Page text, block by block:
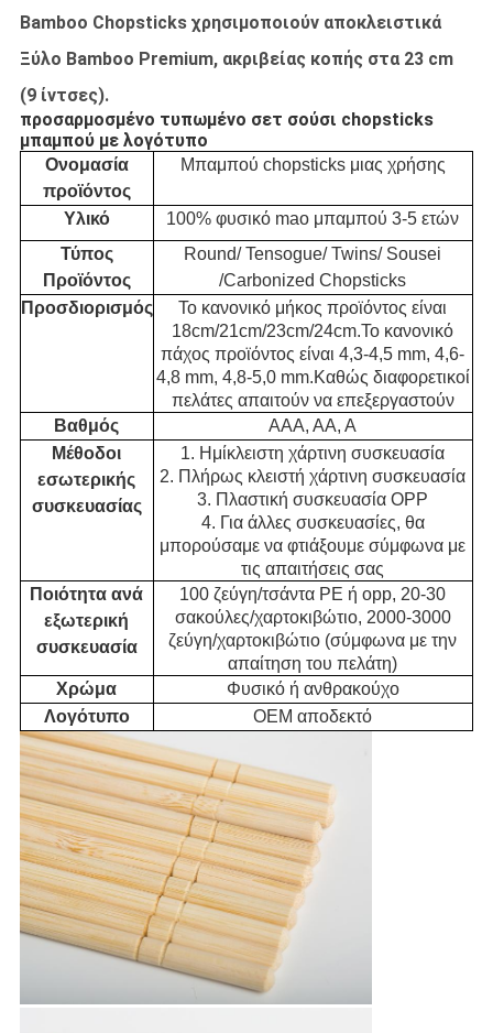
Bamboo Chopsticks χρησιμοποιούν αποκλειστικά
Ξύλο Bamboo Premium, ακριβείας κοπής στα 23 cm
(9 ίντσες).
προσαρμοσμένο τυπωμένο σετ σούσι chopsticks
μπαμπού με λογότυπο
Ονομασία
προϊόντος
Μπαμπού chopsticks μιας χρήσης
Υλικό
100% φυσικό mao μπαμπού 3-5 ετών
Τύπος
Προϊόντος
Round/ Tensogue/ Twins/ Sousei
/Carbonized Chopsticks
Προσδιορισμός
Το κανονικό μήκος προϊόντος είναι
18cm/21cm/23cm/24cm.Το κανονικό
πάχος προϊόντος είναι 4,3-4,5 mm, 4,6-
4,8 mm, 4,8-5,0 mm.Καθώς διαφορετικοί
πελάτες απαιτούν να επεξεργαστούν
Βαθμός
ΑΑΑ, ΑΑ, Α
Μέθοδοι
εσωτερικής
συσκευασίας
1. Ημίκλειστη χάρτινη συσκευασία
2. Πλήρως κλειστή χάρτινη συσκευασία
3. Πλαστική συσκευασία OPP
4. Για άλλες συσκευασίες, θα
μπορούσαμε να φτιάξουμε σύμφωνα με
τις απαιτήσεις σας
Ποιότητα ανά
εξωτερική
συσκευασία
100 ζεύγη/τσάντα PE ή opp, 20-30
σακούλες/χαρτοκιβώτιο, 2000-3000
ζεύγη/χαρτοκιβώτιο (σύμφωνα με την
απαίτηση του πελάτη)
Χρώμα
Φυσικό ή ανθρακούχο
Λογότυπο
OEM αποδεκτό